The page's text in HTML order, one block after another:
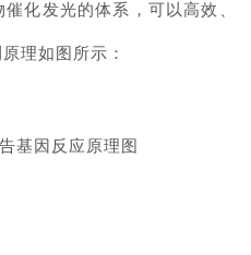
化发光的体系，可以高效、
理如图所示：
基因反应原理图